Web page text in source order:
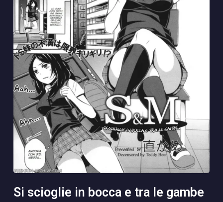
si scioglie in bocca e tra le gambe